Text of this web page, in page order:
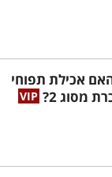
סוגים
מייצר תגובה
רגישות
מיגרנות
אכילת תפוחי
מסוג 2?